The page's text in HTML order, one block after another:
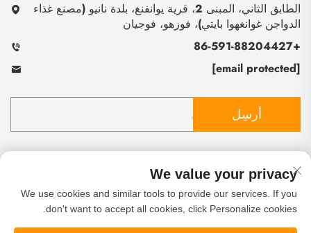
الطابق الثاني، المبنى 2، قرية يوانفنغ، بلدة نانيو (مصنع غذاء
الدواجن غوانغهوا بايتي)، فوزهو، فوجيان
+86-591-88204427
[email protected]
أرسِل
حقوق النشر © شركة فوتشو شينغ ليف للتجارة والاستيراد
We value your privacy
We use cookies and similar tools to provide our services. If you
don't want to accept all cookies, click Personalize cookies.